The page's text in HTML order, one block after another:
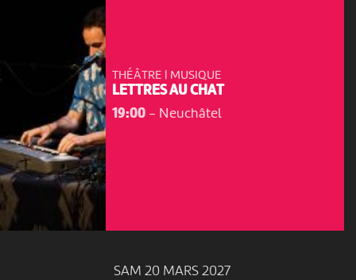
THÉÂTRE | MUSIQUE
LETTRES AU CHAT
19:00- Neuchâtel
SAM 20 MARS 2027